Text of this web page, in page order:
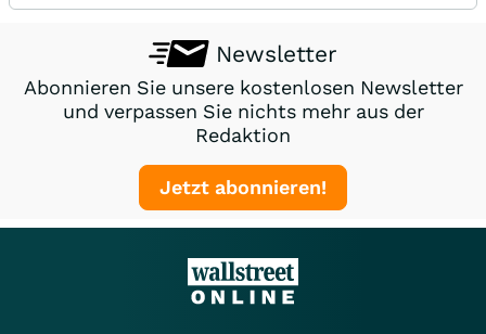
Newsletter
Abonnieren Sie unsere kostenlosen Newsletter
und verpassen Sie nichts mehr aus der
Redaktion
Jetzt abonnieren!